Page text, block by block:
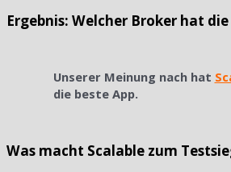
Ergebnis: Welcher Broker hat die
Unserer Meinung nach hat
die beste App.
Was macht Scalable zum